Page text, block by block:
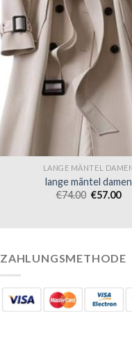
LANGE MÄNTEL
lange mäntel damen
€74.00 €57.00
ZAHLUNGSMETHODE